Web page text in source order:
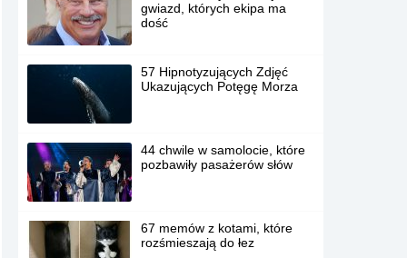
gwiazd, których ekipa ma
dość
57 Hipnotyzujących Zdjęć
Ukazujących Potęgę Morza
44 chwile w samolocie, które
pozbawiły pasażerów słów
67 memów z kotami, które
rozśmieszają do łez